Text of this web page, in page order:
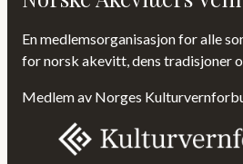
En medlemsorganisasjon for alle
for norsk akevitt, dens tradisjoner
Medlem av Norges